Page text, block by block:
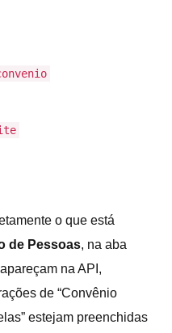
o que está
de Pessoas, na aba
na API,
de “Convênio
estejam preenchidas